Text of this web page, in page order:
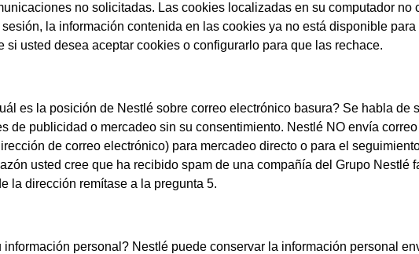
no solicitadas. Las cookies localizadas en su computador no
la información contenida en las cookies ya no está disponible
si usted desea aceptar cookies o configurarlo para que las rechace.
es la posición de Nestlé sobre correo electrónico basura? Se habla de
de publicidad o mercadeo sin su consentimiento. Nestlé NO envía
de correo electrónico) para mercadeo directo o para el
usted cree que ha recibido spam de una compañía del Grupo Nestlé
la dirección remítase a la pregunta 5.
personal? Nestlé puede conservar la información personal